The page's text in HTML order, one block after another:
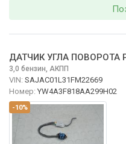
-10%
ДАТЧИК УГЛА ПОВОРОТА
3,0 бензин, АКПП
VIN: SAJAC01L31FM22669
Номер: YW4A3F818AA299H02